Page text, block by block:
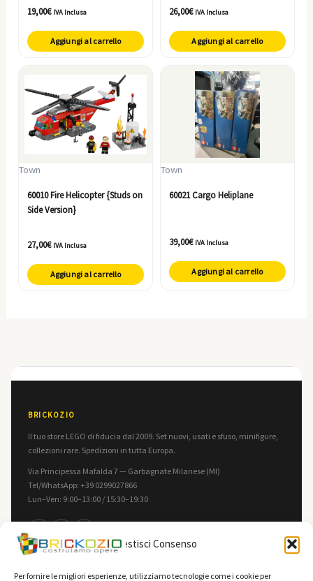
Gestisci Consenso
Per fornire le migliori esperienze, utilizziamo tecnologie come i cookie per
19,00€ IVA Inclusa
Aggiungi al carrello
26,00€ IVA Inclusa
Aggiungi al carrello
Town
60010 Fire Helicopter {Studs on
Side Version}
27,00€ IVA Inclusa
Aggiungi al carrello
Town
60021 Cargo Heliplane
39,00€ IVA Inclusa
Aggiungi al carrello
BRICKOZIO
Il tuo store LEGO di fiducia dal 2009. Set nuovi, usati e sfuso, minifigure,
collezioni rare. Spedizioni in tutta Europa.
Via Principessa Mafalda 7 — Garbagnate Milanese (MI)
Tel/WhatsApp: +39 0299027866
Lun–Ven: 9:00–13:00 / 15:30–19:30
INFORMAZIONI LEGALE